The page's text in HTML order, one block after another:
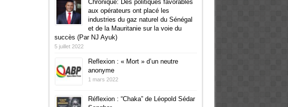
Chronique: Des politiques favorables
aux opérateurs ont placé les
industries du gaz naturel du Sénégal
et de la Mauritanie sur la voie du
succès (Par NJ Ayuk)
5 juillet 2022
Reflexion : « Mort » d’un neutre
anonyme
1 mars 2022
Réflexion : “Chaka” de Léopold Sédar